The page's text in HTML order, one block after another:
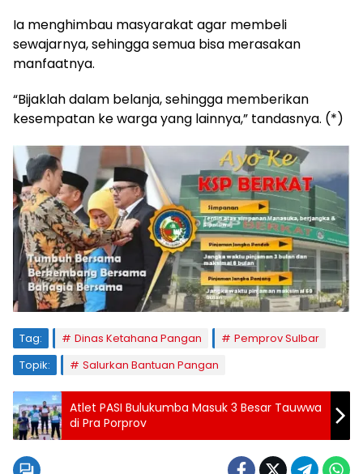
Ia menghimbau masyarakat agar membeli
sewajarnya, sehingga semua bisa merasakan
manfaatnya.
“Bijaklah dalam belanja, sehingga memberikan
kesempatan ke warga yang lainnya,” tandasnya. (*)
Tag: Dinas Ketahana Pangan
Pemprov Sulbar
Topik:
Salurkan Bantuan Pangan
Atlet PASI Bulukumba Masuk 3 Besar Tauwwa
di Pra Porprov